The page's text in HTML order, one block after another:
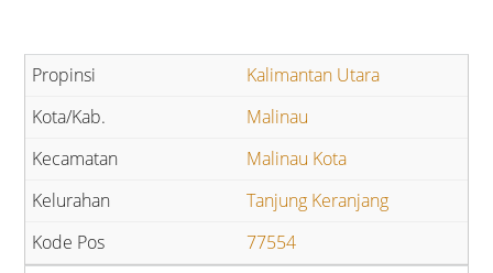
Kalimantan Utara
Malinau
Malinau Kota
Tanjung Keranjang
77554